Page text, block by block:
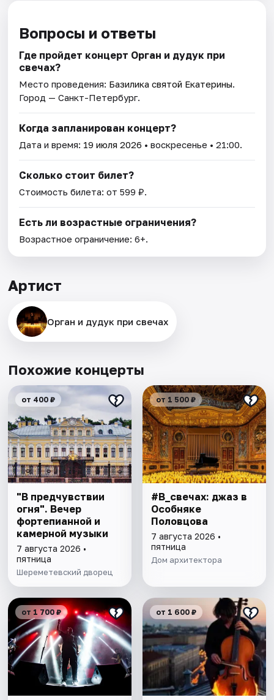
Вопросы и ответы
Где пройдет концерт Орган и дудук при
свечах?
Место проведения: Базилика святой Екатерины.
Город — Санкт-Петербург.
Когда запланирован концерт?
Дата и время: 19 июля 2026 • воскресенье • 21:00.
Сколько стоит билет?
Стоимость билета: от 599 ₽.
Есть ли возрастные ограничения?
Возрастное ограничение: 6+.
Артист
Орган и дудук при свечах
Похожие концерты
от 400 ₽
"В предчувствии
огня". Вечер
фортепианной и
камерной музыки
7 августа 2026 •
пятница
Шереметевский дворец
от 1 500 ₽
#В_свечах: джаз в
Особняке
Половцова
7 августа 2026 •
пятница
Дом архитектора
от 1 700 ₽ от 1 600 ₽